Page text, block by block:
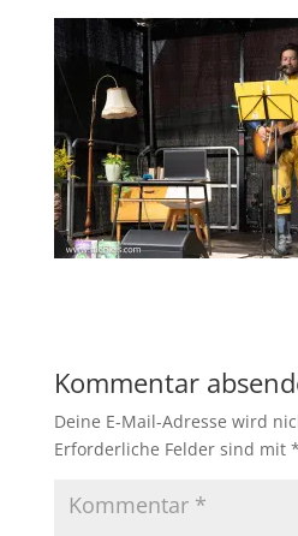
Kommentar
Deine E-Mail-Adresse wird
Erforderliche Felder sind mit *